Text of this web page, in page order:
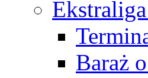
Baraż